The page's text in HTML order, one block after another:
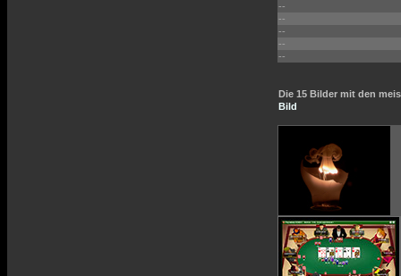
--
--
--
--
--
Die 15 Bilder mit den
Bild